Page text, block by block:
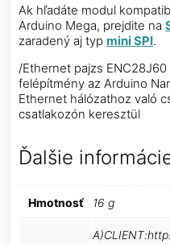
Ak hľadáte modul
Arduino Mega, prejdite na
zaradený aj typ mini SPI.
/Ethernet pajzs
felépítmény az Arduino
Ethernet hálózathoz való
csatlakozón keresztül
Ďalšie
Hmotnosť 16 g